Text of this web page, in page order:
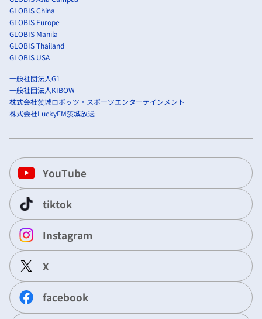
GLOBIS China
GLOBIS Europe
GLOBIS Manila
GLOBIS Thailand
GLOBIS USA
一般社団法人G1
一般社団法人KIBOW
株式会社茨城ロボッツ・スポーツエンターテインメント
株式会社LuckyFM茨城放送
YouTube
tiktok
Instagram
X
facebook